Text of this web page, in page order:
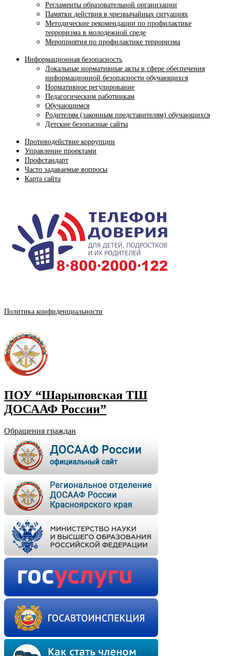
Регламенты образовательной организации
Памятки действия в чрезвычайных ситуациях
Методические рекомендации по профилактике
терроризма в молодежной среде
Мероприятия по профилактике терроризма
Информационная безопасность
Локальные нормативные акты в сфере обеспечения
информационной безопасности обучающихся
Нормативное регулирование
Педагогическим работникам
Обучающимся
Родителям (законным представителям) обучающихся
Детские безопасные сайты
Противодействие коррупции
Управление проектами
Профстандарт
Часто задаваемые вопросы
Карта сайта
Политика конфиденциальности
ПОУ “Шарыповская ТШ
ДОСААФ России”
Обращения граждан